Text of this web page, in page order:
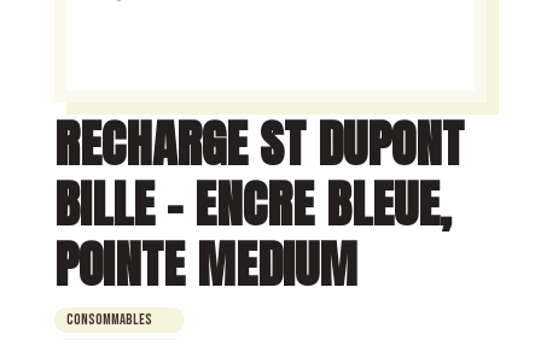
RECHARGE ST DUPONT
BILLE – ENCRE BLEUE,
POINTE MEDIUM
Consommables